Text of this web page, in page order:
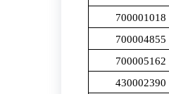
700001018
700004855
700005162
430002390